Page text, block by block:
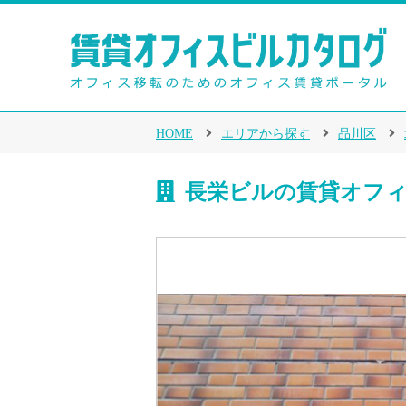
HOME エリアから探す 品川区
長栄ビルの賃貸オフ